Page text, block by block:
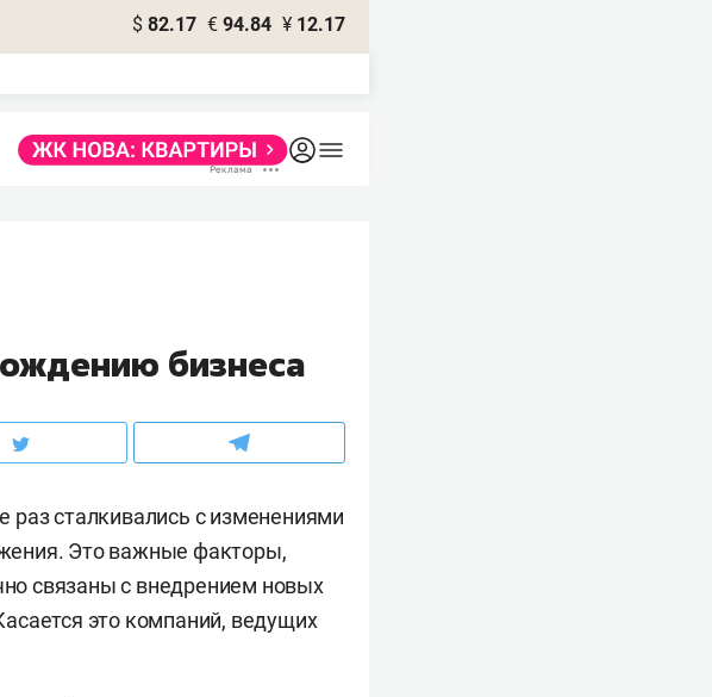
$ 82.17 € 94.84 ¥ 12.17
бизнеса
раз сталкивались с изменениями
Это важные факторы,
связаны с внедрением новых
это компаний, ведущих